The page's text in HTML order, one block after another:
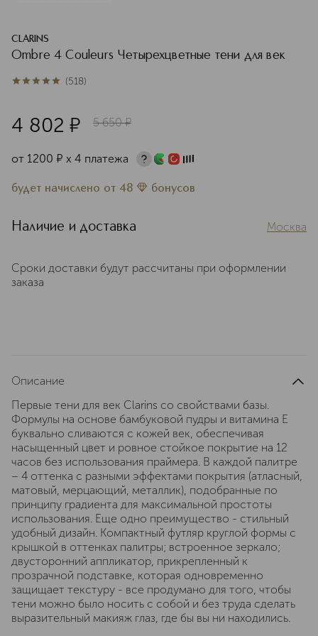
CLARINS
Ombre 4 Couleurs Четырехцветные тени для век
4.9из 5518 (518)
4 802 ¤ 5 650 ¤
от 1200 ¤ х 4 платежа
будет начислено от 48 бонусов
Наличие и доставка Москва
Сроки доставки будут рассчитаны при оформлении
заказа
Описание
Первые тени для век Clarins со свойствами базы.
Формулы на основе бамбуковой пудры и витамина Е
буквально сливаются с кожей век, обеспечивая
насыщенный цвет и ровное стойкое покрытие на 12
часов без использования праймера. В каждой палитре
– 4 оттенка с разными эффектами покрытия (атласный,
матовый, мерцающий, металлик), подобранные по
принципу градиента для максимальной простоты
использования. Еще одно преимущество - стильный
удобный дизайн. Компактный футляр круглой формы с
крышкой в оттенках палитры; встроенное зеркало;
двусторонний аппликатор, прикрепленный к
прозрачной подставке, которая одновременно
защищает текстуру - все продумано для того, чтобы
тени можно было носить с собой и без труда сделать
выразительный макияж глаз, где бы вы ни находились.